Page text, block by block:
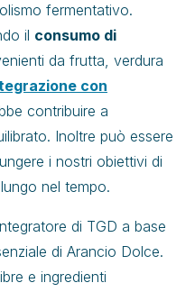
fermentativo.
il consumo di
da frutta, verdura
con
contribuire a
Inoltre può essere
i nostri obiettivi di
nel tempo.
di TGD a base
di Arancio Dolce.
e ingredienti